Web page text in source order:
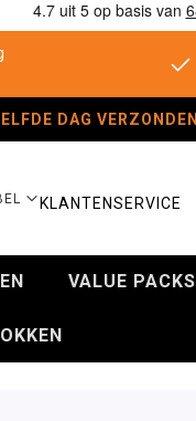
DAG VERZONDEN
KLANTENSERVICE
VALUE PACKS